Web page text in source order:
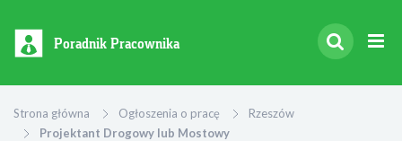
Poradnik Pracownika
Strona główna Ogłoszenia o pracę
Rzeszów
Projektant Drogowy lub Mostowy